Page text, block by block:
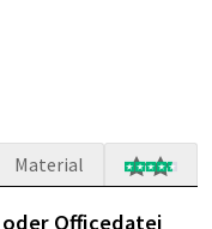
Material
Officedatei